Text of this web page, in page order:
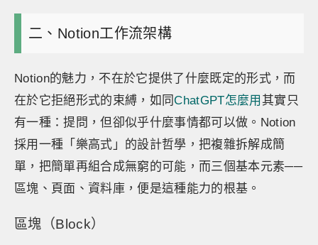
二、Notion工作流架構
Notion的魅力，不在於它提供了什麼既定的形式，而
在於它拒絕形式的束縛，如同ChatGPT怎麼用 其實只
有一種：提問，但卻似乎什麼事情都可以做。Notion
採用一種「樂高式」的設計哲學，把複雜拆解成簡
單，把簡單再組合成無窮的可能，而三個基本元素──
區塊、頁面、資料庫，便是這種能力的根基。
區塊（Block）